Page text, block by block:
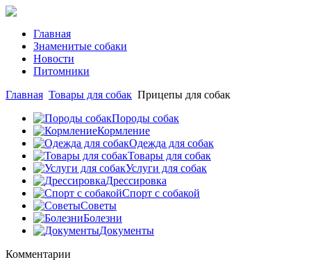
Главная
Знаменитые собаки
Новости
Питомники
Главная Товары для собак Прицепы для собак
Породы собак
Кормление
Одежда для собак
Товары для собак
Услуги для собак
Дрессировка
Спорт с собакой
Советы
Болезни
Документы
Комментарии